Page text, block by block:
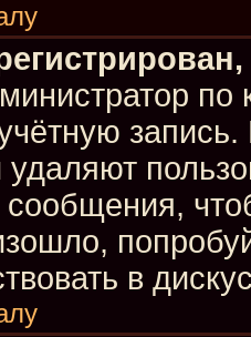
по
удаляют
в